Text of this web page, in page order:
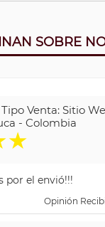
SOBRE
Tipo Venta: Sitio
- Colombia
★
por el envió!!!
Opinión